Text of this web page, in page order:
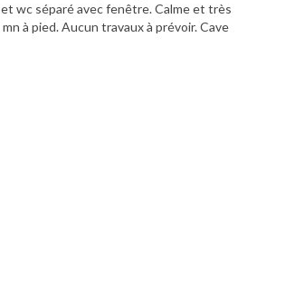
wc séparé avec fenêtre. Calme et très
à pied. Aucun travaux à prévoir. Cave